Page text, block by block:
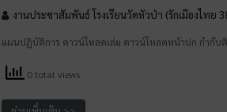
งานประชาสัมพันธ์ โรงเรียนวัดหัวป่า (รักเมืองไทย
แผนปฏิบัติการ ดาวน์โหลดเล่ม ดาวน์โหลดหน้าปก กำกับ
0 total views